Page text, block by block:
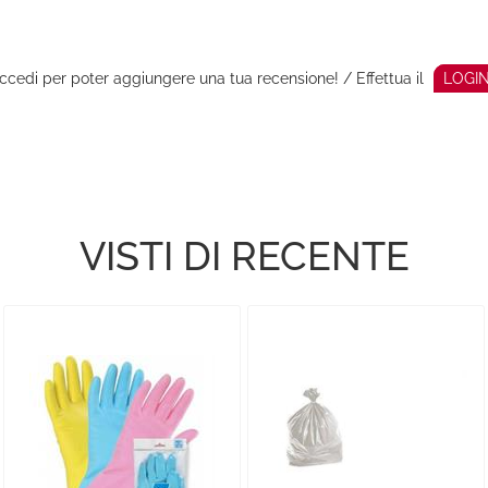
per poter aggiungere una tua recensione! / Effettua il
VISTI DI RECENTE